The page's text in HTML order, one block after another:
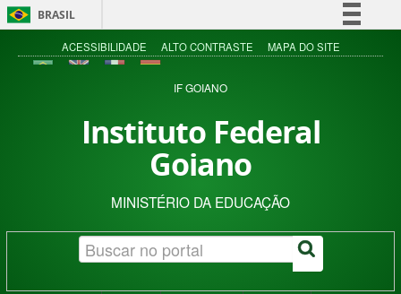
BRASIL
Simplifique!
Acesso à informação
ACESSIBILIDADE ALTO CONTRASTE MAPA DO SITE
IF GOIANO
Instituto Federal
Goiano
MINISTÉRIO DA EDUCAÇÃO